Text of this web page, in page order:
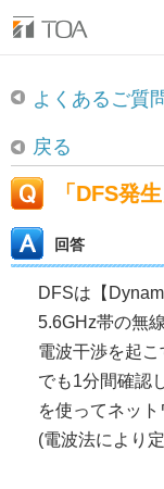
よくあるご質
戻る
「DFS発
回答
DFSは【
5.6GHz帯の無
電波干渉を起
でも1分間確認
を使ってネット
(電波法により